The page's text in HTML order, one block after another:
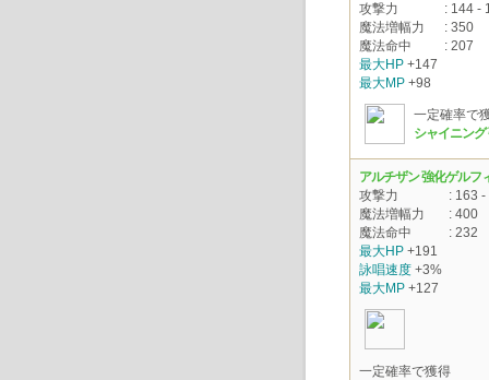
攻撃力
: 144 -
魔法増幅力
: 350
魔法命中
: 207
最大HP +147
最大MP +98
一定確率で
シャイニン
アルチザン 強化ゲルフ
攻撃力
: 163
魔法増幅力
: 400
魔法命中
: 232
最大HP +191
詠唱速度 +3%
最大MP +127
一定確率で獲得